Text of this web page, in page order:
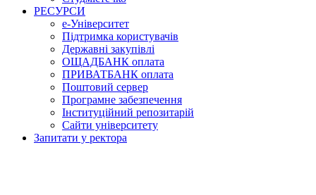
РЕСУРСИ
е-Університет
Підтримка користувачів
Державні закупівлі
ОЩАДБАНК оплата
ПРИВАТБАНК оплата
Поштовий сервер
Програмне забезпечення
Інституційний репозитарій
Сайти університету
Запитати у ректора